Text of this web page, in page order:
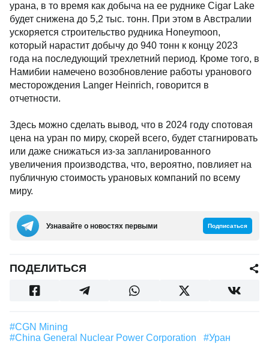
урана, в то время как добыча на ее руднике Cigar Lake
будет снижена до 5,2 тыс. тонн. При этом в Австралии
ускоряется строительство рудника Honeymoon,
который нарастит добычу до 940 тонн к концу 2023
года на последующий трехлетний период. Кроме того, в
Намибии намечено возобновление работы уранового
месторождения Langer Heinrich, говорится в
отчетности.
Здесь можно сделать вывод, что в 2024 году спотовая
цена на уран по миру, скорей всего, будет стагнировать
или даже снижаться из-за запланированного
увеличения производства, что, вероятно, повлияет на
публичную стоимость урановых компаний по всему
миру.
Узнавайте о новостях первыми Подписаться
ПОДЕЛИТЬСЯ
#CGN Mining
#China General Nuclear Power Corporation
#уран